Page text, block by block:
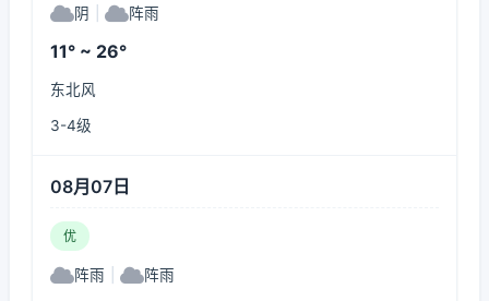
阴 阵雨
11° ~ 26°
东北风
3-4级
08月07日
优
阵雨 阵雨